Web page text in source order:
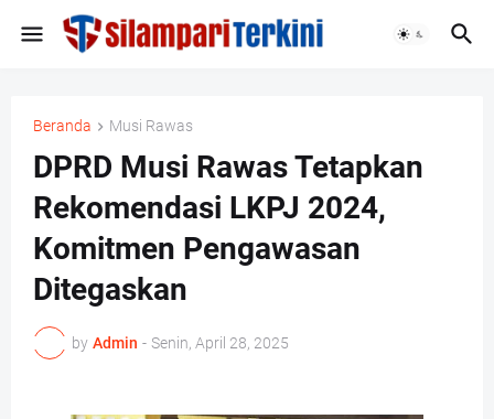
Beranda Musi Rawas
DPRD Musi Rawas Tetapkan
Rekomendasi LKPJ 2024,
Komitmen Pengawasan
Ditegaskan
by Admin - Senin, April 28, 2025